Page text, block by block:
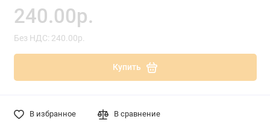
240.00р.
Без НДС: 240.00р.
Купить
В избранное В сравнение